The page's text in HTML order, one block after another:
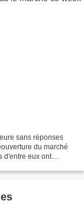
sans réponses
du marché
d'entre eux ont